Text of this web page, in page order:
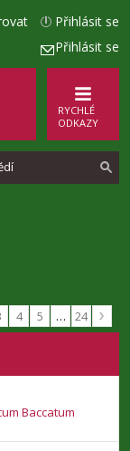
Přihlásit se
Přihlásit se
RYCHLÉ
ODKAZY
4 5 … 24
Baccatum